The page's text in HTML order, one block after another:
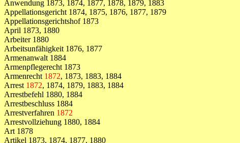
Anwendung 1873, 1874, 1877, 1878, 1879, 1883
Appellationsgericht 1874, 1875, 1876, 1877, 1879
Appellationsgerichtshof 1873
April 1873, 1880
Arbeiter 1880
Arbeitsunfähigkeit 1876, 1877
Armenanwalt 1884
Armenpflegerecht 1873
Armenrecht 1872, 1873, 1883, 1884
Arrest 1872, 1874, 1879, 1883, 1884
Arrestbefehl 1880, 1884
Arrestbeschluss 1884
Arrestverfahren 1872
Arrestvollziehung 1880, 1884
Art 1878
Artikel 1873, 1874, 1877, 1880